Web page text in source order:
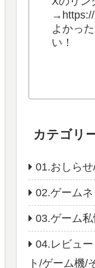
→https://
よかっ
い！
カテゴリ
01.おしら
02.ゲーム
03.ゲーム
04.レビュ
ト/ゲーム機/